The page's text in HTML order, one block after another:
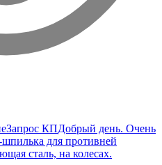
Запрос КПДобрый день. Очень
для противней
сталь, на колесах.